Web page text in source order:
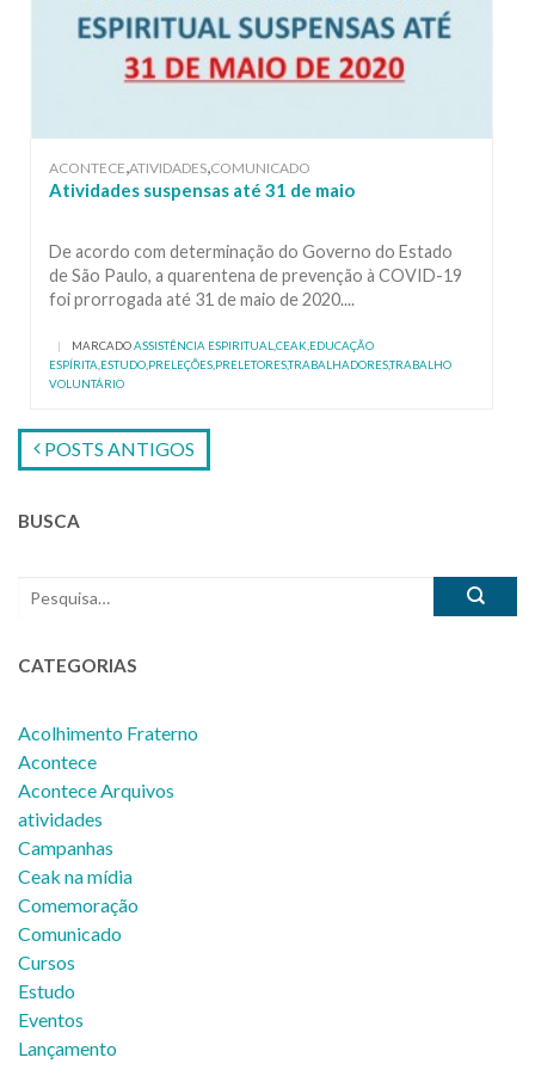
ACONTECE,ATIVIDADES,COMUNICADO
Atividades suspensas até 31 de maio
De acordo com determinação do Governo do Estado
de São Paulo, a quarentena de prevenção à COVID-19
foi prorrogada até 31 de maio de 2020....
| MARCADOASSISTÊNCIA ESPIRITUAL,CEAK,EDUCAÇÃO
ESPÍRITA,ESTUDO,PRELEÇÕES,PRELETORES,TRABALHADORES,TRABALHO
VOLUNTÁRIO
POSTS ANTIGOS
BUSCA
CATEGORIAS
Acolhimento Fraterno
Acontece
Acontece Arquivos
atividades
Campanhas
Ceak na mídia
Comemoração
Comunicado
Cursos
Estudo
Eventos
Lançamento